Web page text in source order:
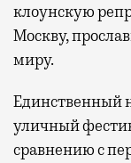
клоунскую
Москву,
миру.
Единственный
уличный
сравнению с